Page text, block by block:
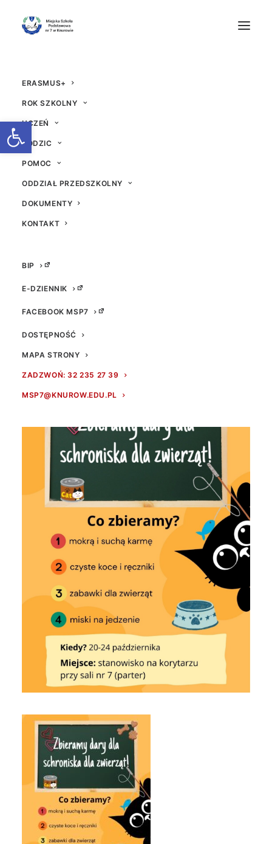
Otwórz pasek narzędzi
ERASMUS+
ROK SZKOLNY
UCZEŃ
RODZIC
POMOC
ODDZIAŁ PRZEDSZKOLNY
DOKUMENTY
KONTAKT
BIP
E-DZIENNIK
FACEBOOK MSP7
DOSTĘPNOŚĆ
MAPA STRONY
ZADZWOŃ: 32 235 27 39
MSP7@KNUROW.EDU.PL
Zbiórka darów dla sch
roniska